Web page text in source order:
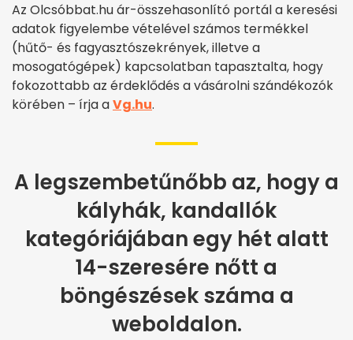
Az Olcsóbbat.hu ár-összehasonlító portál a keresési
adatok figyelembe vételével számos termékkel
(hűtő- és fagyasztószekrények, illetve a
mosogatógépek) kapcsolatban tapasztalta, hogy
fokozottabb az érdeklődés a vásárolni szándékozók
körében – írja aVg.hu.
A legszembetűnőbb az, hogy a
kályhák, kandallók
kategóriájában egy hét alatt
14-szeresére nőtt a
böngészések száma a
weboldalon.